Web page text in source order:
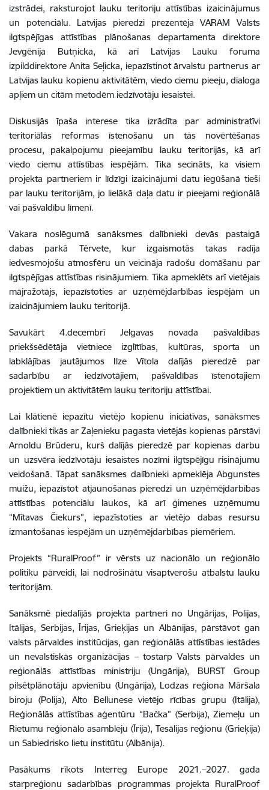
izstrādei, raksturojot lauku teritoriju attīstības izaicinājumus
un potenciālu. Latvijas pieredzi prezentēja VARAM Valsts
ilgtspējīgas attīstības plānošanas departamenta direktore
Jevgēnija Butņicka, kā arī Latvijas Lauku foruma
izpilddirektore Anita Seļicka, iepazīstinot ārvalstu partnerus ar
Latvijas lauku kopienu aktivitātēm, viedo ciemu pieeju, dialoga
apļiem un citām metodēm iedzīvotāju iesaistei.
Diskusijās īpaša interese tika izrādīta par administratīvi
teritoriālās reformas īstenošanu un tās novērtēšanas
procesu, pakalpojumu pieejamību lauku teritorijās, kā arī
viedo ciemu attīstības iespējām. Tika secināts, ka visiem
projekta partneriem ir līdzīgi izaicinājumi datu iegūšanā tieši
par lauku teritorijām, jo lielākā daļa datu ir pieejami reģionālā
vai pašvaldību līmenī.
Vakara noslēgumā sanāksmes dalībnieki devās pastaigā
dabas parkā Tērvete, kur izgaismotās takas radīja
iedvesmojošu atmosfēru un veicināja radošu domāšanu par
ilgtspējīgas attīstības risinājumiem. Tika apmeklēts arī vietējais
mājražotājs, iepazīstoties ar uzņēmējdarbības iespējām un
izaicinājumiem lauku teritorijā.
Savukārt 4.decembrī Jelgavas novada pašvaldības
priekšsēdētāja vietniece izglītības, kultūras, sporta un
labklājības jautājumos Ilze Vītola dalījās pieredzē par
sadarbību ar iedzīvotājiem, pašvaldības īstenotajiem
projektiem un aktivitātēm lauku teritoriju attīstībai.
Lai klātienē iepazītu vietējo kopienu iniciatīvas, sanāksmes
dalībnieki tikās ar Zaļenieku pagasta vietējās kopienas pārstāvi
Arnoldu Brūderu, kurš dalījās pieredzē par kopienas darbu
un uzsvēra iedzīvotāju iesaistes nozīmi ilgtspējīgu risinājumu
veidošanā. Tāpat sanāksmes dalībnieki apmeklēja Abgunstes
muižu, iepazīstot atjaunošanas pieredzi un uzņēmējdarbības
attīstības potenciālu laukos, kā arī ģimenes uzņēmumu
“Mītavas Čiekurs”, iepazīstoties ar vietējo dabas resursu
izmantošanas iespējām un uzņēmējdarbības piemēriem.
Projekts “RuralProof” ir vērsts uz nacionālo un reģionālo
politiku pārveidi, lai nodrošinātu visaptverošu atbalstu lauku
teritorijām.
Sanāksmē piedalījās projekta partneri no Ungārijas, Polijas,
Itālijas, Serbijas, Īrijas, Grieķijas un Albānijas, pārstāvot gan
valsts pārvaldes institūcijas, gan reģionālās attīstības iestādes
un nevalstiskās organizācijas – tostarp Valsts pārvaldes un
reģionālās attīstības ministriju (Ungārija), BURST Group
pilsētplānotāju apvienību (Ungārija), Lodzas reģiona Māršala
biroju (Polija), Alto Bellunese vietējo rīcības grupu (Itālija),
Reģionālās attīstības aģentūru “Bačka” (Serbija), Ziemeļu un
Rietumu reģionālo asambleju (Īrija), Tesālijas reģionu (Grieķija)
un Sabiedrisko lietu institūtu (Albānija).
Pasākums rīkots Interreg Europe 2021.–2027. gada
starpreģionu sadarbības programmas projekta RuralProof